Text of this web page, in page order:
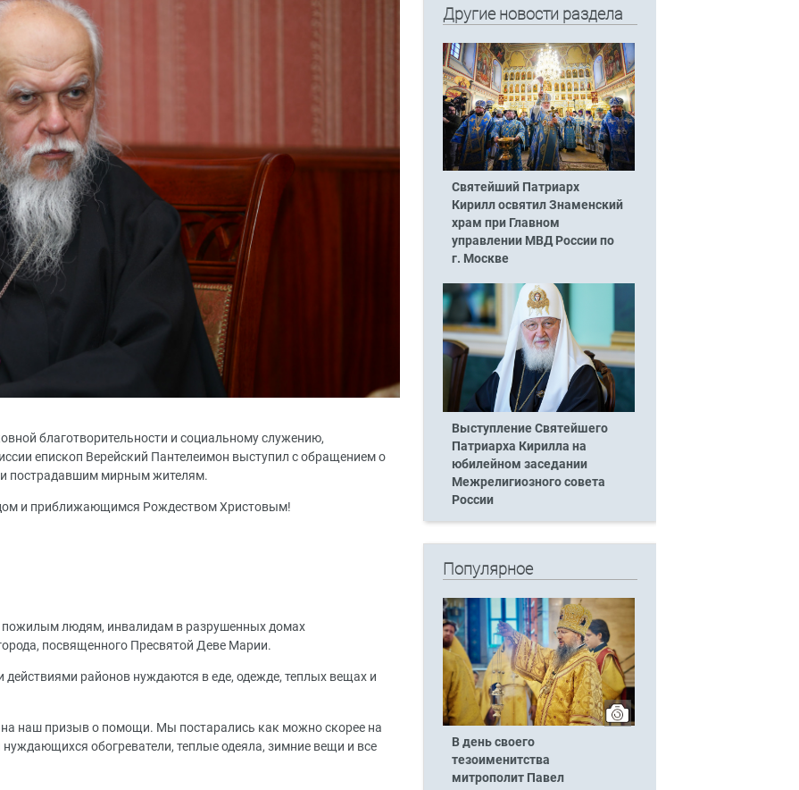
благотворительности и социальному служению,
епископ Верейский Пантелеимон выступил с обращением о
пострадавшим мирным жителям.
и приближающимся Рождеством Христовым!
пожилым людям, инвалидам в разрушенных домах
посвященного Пресвятой Деве Марии.
районов нуждаются в еде, одежде, теплых вещах и
на наш призыв о помощи. Мы постарались как можно скорее на
обогреватели, теплые одеяла, зимние вещи и все
Другие новости раздела
Святейший Патриарх
Кирилл освятил Знаменский
храм при Главном
управлении МВД России по
г. Москве
Выступление Святейшего
Патриарха Кирилла на
юбилейном заседании
Межрелигиозного совета
России
Популярное
В день своего
тезоименитства
митрополит Павел